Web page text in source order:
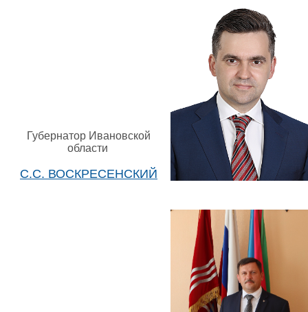
Губернатор Ивановской
области
С.С. ВОСКРЕСЕНСКИЙ